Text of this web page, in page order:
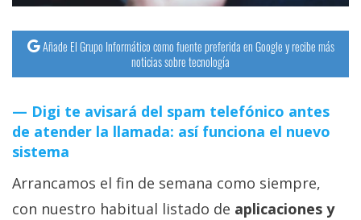
Añade El Grupo Informático como fuente preferida en Google y recibe más
noticias sobre tecnología
Digi te avisará del spam telefónico antes
de atender la llamada: así funciona el nuevo
sistema
Arrancamos el fin de semana como siempre,
con nuestro habitual listado de aplicaciones y